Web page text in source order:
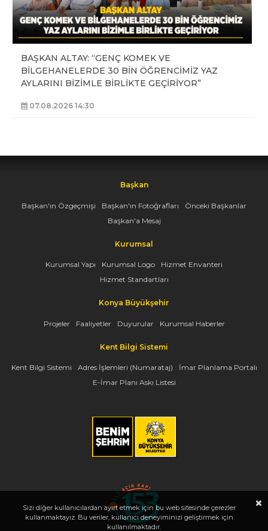
BAŞKAN ALTAY: “GENÇ KOMEK VE
BİLGEHANELERDE 30 BİN ÖĞRENCİMİZ YAZ
AYLARINI BİZİMLE BİRLİKTE GEÇİRİYOR”
07.08.2026 14:30
Başkan
Başkan'ın Özgeçmişi Başkan'ın Fotoğrafları
Önceki Başkanlar
Başkan'a Mesaj
Kurumsal
Kurumsal Yapı Kurumsal Logo
Hizmet Envanteri
Hizmet Standartları
Konya Büyükşehir
Projeler Faaliyetler Duyurular Kurumsal Haberler
Kent Bilgi Sistemi
Kent Bilgi Sistemi Adres İşlemleri (Numarataj)
İmar Planlama Portalı
E-İmar Planı Askı Listesi
Sizi diğer kullanıcılardan ayırt etmek için bu web sitesinde çerezler
kullanmaktayız. Bu veriler, kullanıcı deneyiminizi geliştirmek için
kullanılmaktadır.